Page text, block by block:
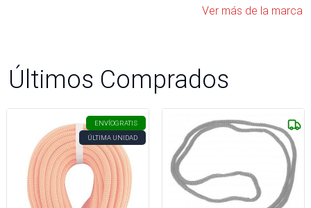
Ver más de la marca
Últimos Comprados
ENVÍOGRATIS
ÚLTIMA UNIDAD